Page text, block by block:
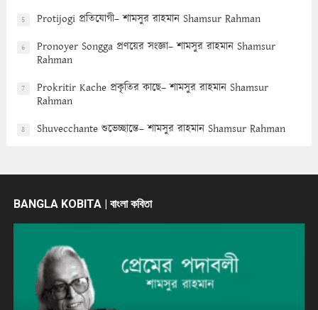
5 Protijogi প্রতিযোগী– শামসুর রাহমান Shamsur Rahman
6
Pronoyer Songga প্রণয়ের সংজ্ঞা– শামসুর রাহমান Shamsur
Rahman
7
Prokritir Kache প্রকৃতির কাছে– শামসুর রাহমান Shamsur
Rahman
8 Shuvecchante শুভেচ্ছান্তে– শামসুর রাহমান Shamsur Rahman
BANGLA KOBITA | বাংলা কবিতা